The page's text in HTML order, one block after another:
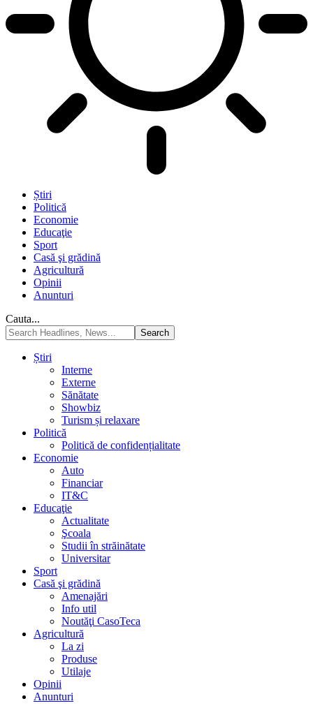
Știri
Politică
Economie
Educaţie
Sport
Casă şi grădină
Agricultură
Opinii
Anunturi
Cauta...
Știri
Interne
Externe
Sănătate
Showbiz
Turism și relaxare
Politică
Politică de confidențialitate
Economie
Auto
Financiar
IT&C
Educaţie
Actualitate
Şcoala
Studii în străinătate
Universitar
Sport
Casă şi grădină
Amenajări
Info util
Noutăţi CasoTeca
Agricultură
La zi
Produse
Utilaje
Opinii
Anunturi